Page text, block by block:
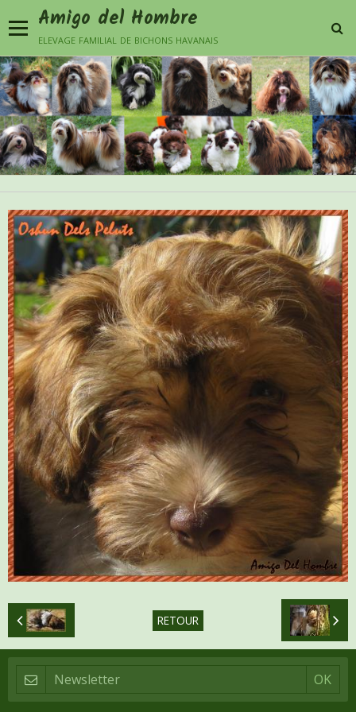
Amigo del Hombre
elevage familial de bichons havanais
RETOUR